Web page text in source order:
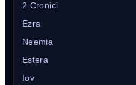
2 Cronici
Ezra
Neemia
Estera
Iov